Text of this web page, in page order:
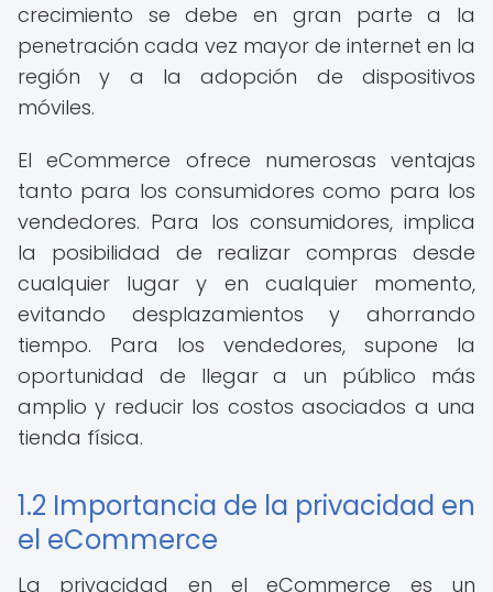
crecimiento se debe en gran parte a la
penetración cada vez mayor de internet en la
región y a la adopción de dispositivos
móviles.
El eCommerce ofrece numerosas ventajas
tanto para los consumidores como para los
vendedores. Para los consumidores, implica
la posibilidad de realizar compras desde
cualquier lugar y en cualquier momento,
evitando desplazamientos y ahorrando
tiempo. Para los vendedores, supone la
oportunidad de llegar a un público más
amplio y reducir los costos asociados a una
tienda física.
1.2 Importancia de la privacidad en
el eCommerce
La privacidad en el eCommerce es un